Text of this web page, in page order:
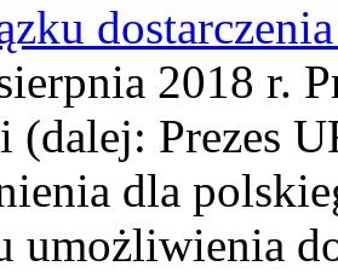
2018 r.
(dalej: Prezes
dla
umożliwienia